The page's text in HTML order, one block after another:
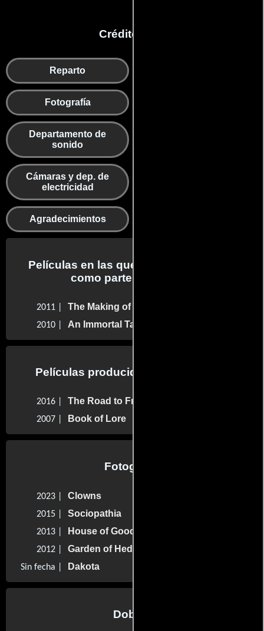
Créditos en:
Reparto
Fotografía
Departamento de
sonido
Cámaras y dep. de
electricidad
Agradecimientos
Películas en las que Jared Noe trabajo
como parte del reparto
2011 | The Making of The Road to Freedom
2010 | An Immortal Tale
Películas producidas por Jared Noe
2016 | The Road to Freedom: Year Zero
2007 | Book of Lore
Fotografia
2023 | Clowns
2015 | Sociopathia
2013 | House of Good and Evil
2012 | Garden of Hedon
Sin fecha | Dakota
Dobles